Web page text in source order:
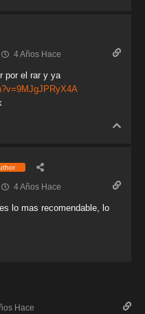
4 Años Hace
por el rar y ya
4 Años Hace
lo mas recomendable, lo
Hace